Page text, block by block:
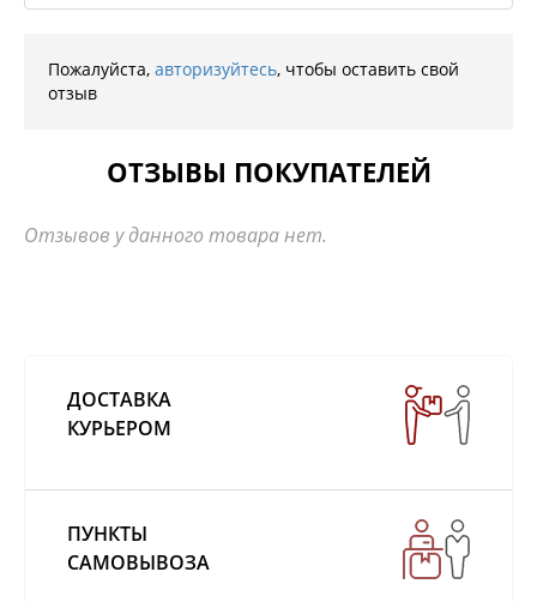
Пожалуйста, авторизуйтесь, чтобы оставить свой
отзыв
ОТЗЫВЫ ПОКУПАТЕЛЕЙ
Отзывов у данного товара нет.
ДОСТАВКА
КУРЬЕРОМ
ПУНКТЫ
САМОВЫВОЗА